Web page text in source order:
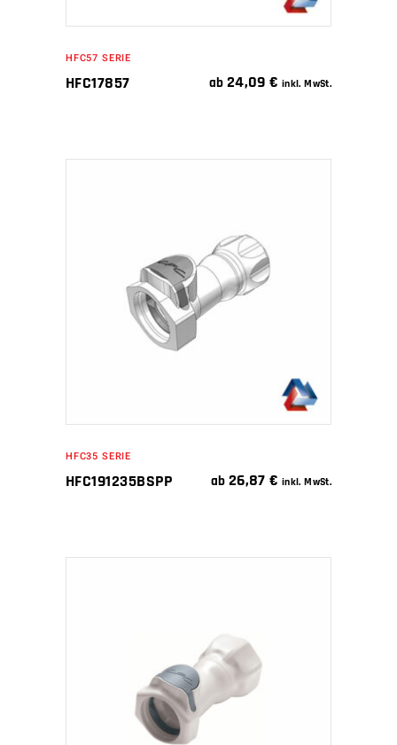
HFC57 SERIE
HFC17857 ab 24,09€ inkl. MwSt.
IN DEN WARENKORB
HFC35 SERIE
HFC191235BSPP ab 26,87€ inkl. MwSt.
IN DEN WARENKORB